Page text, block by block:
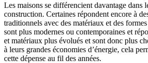
Les maisons se différencient davantage dans
construction. Certaines répondent encore à
traditionnels avec des matériaux et des
sont plus modernes ou contemporaines et
et matériaux plus évolués et sont donc plus
à leurs grandes économies d’énergie, cela
cette dépense au fil des années.